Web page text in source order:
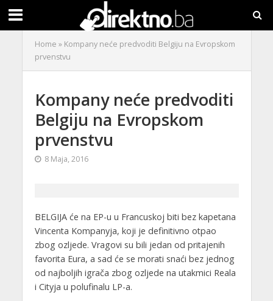
Home » Kompany neće predvoditi Belgiju na Evropskom
prvenstvu
Kompany neće predvoditi
Belgiju na Evropskom
prvenstvu
8 Maja, 2016
BELGIJA će na EP-u u Francuskoj biti bez kapetana
Vincenta Kompanyja, koji je definitivno otpao
zbog ozljede. Vragovi su bili jedan od pritajenih
favorita Eura, a sad će se morati snaći bez jednog
od najboljih igrača zbog ozljede na utakmici Reala
i Cityja u polufinalu LP-a.